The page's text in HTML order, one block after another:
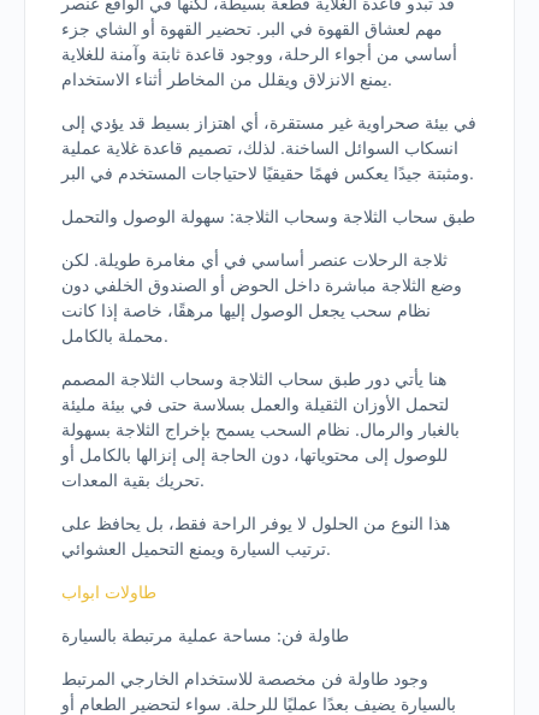
مهم لعشاق القهوة في البر. تحضير القهوة أو الشاي جزء
أساسي من أجواء الرحلة، ووجود قاعدة ثابتة وآمنة للغلاية
يمنع الانزلاق ويقلل من المخاطر أثناء الاستخدام.
في بيئة صحراوية غير مستقرة، أي اهتزاز بسيط قد يؤدي إلى
انسكاب السوائل الساخنة. لذلك، تصميم قاعدة غلاية عملية
ومثبتة جيدًا يعكس فهمًا حقيقيًا لاحتياجات المستخدم في البر.
طبق سحاب الثلاجة وسحاب الثلاجة: سهولة الوصول والتحمل
ثلاجة الرحلات عنصر أساسي في أي مغامرة طويلة. لكن
وضع الثلاجة مباشرة داخل الحوض أو الصندوق الخلفي دون
نظام سحب يجعل الوصول إليها مرهقًا، خاصة إذا كانت
محملة بالكامل.
هنا يأتي دور طبق سحاب الثلاجة وسحاب الثلاجة المصمم
لتحمل الأوزان الثقيلة والعمل بسلاسة حتى في بيئة مليئة
بالغبار والرمال. نظام السحب يسمح بإخراج الثلاجة بسهولة
للوصول إلى محتوياتها، دون الحاجة إلى إنزالها بالكامل أو
تحريك بقية المعدات.
هذا النوع من الحلول لا يوفر الراحة فقط، بل يحافظ على
ترتيب السيارة ويمنع التحميل العشوائي.
طاولات ابواب
طاولة فن: مساحة عملية مرتبطة بالسيارة
وجود طاولة فن مخصصة للاستخدام الخارجي المرتبط
بالسيارة يضيف بعدًا عمليًا للرحلة. سواء لتحضير الطعام أو